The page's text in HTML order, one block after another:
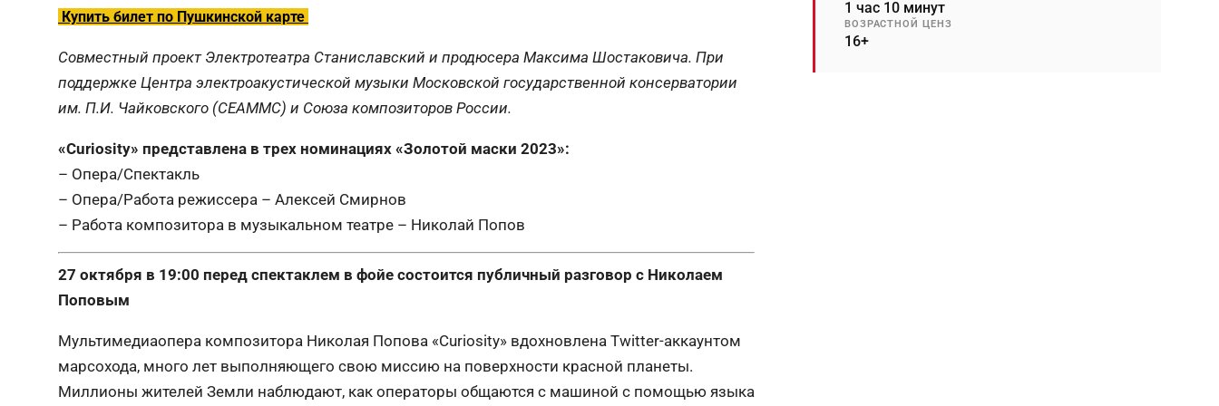
Купить билет по Пушкинской карте
Совместный проект Электротеатра Станиславский и продюсера Максима Шостаковича. При
поддержке Центра электроакустической музыки Московской государственной консерватории
им. П.И. Чайковского (СЕАММС) и Союза композиторов России.
«Curiosity» представлена в трех номинациях «Золотой маски 2023»:
– Опера/Спектакль
– Опера/Работа режиссера – Алексей Смирнов
– Работа композитора в музыкальном театре – Николай Попов
27 октября в 19:00 перед спектаклем в фойе состоится публичный разговор с Николаем
Поповым
Мультимедиаопера композитора Николая Попова «Curiosity» вдохновлена Twitter-аккаунтом
марсохода, много лет выполняющего свою миссию на поверхности красной планеты.
Миллионы жителей Земли наблюдают, как операторы общаются с машиной с помощью языка
1 час 10 минут
ВОЗРАСТНОЙ ЦЕНЗ
16+